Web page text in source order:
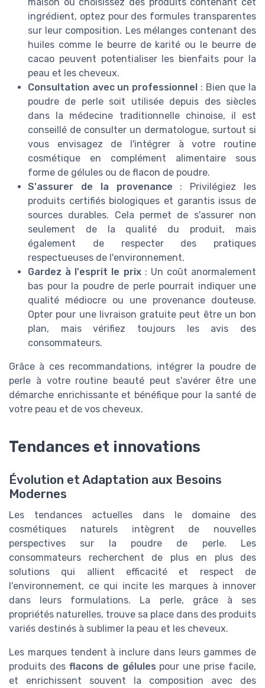
ingrédient, optez pour des formules transparentes
sur leur composition. Les mélanges contenant des
huiles comme le beurre de karité ou le beurre de
cacao peuvent potentialiser les bienfaits pour la
peau et les cheveux.
Consultation avec un professionnel : Bien que la
poudre de perle soit utilisée depuis des siècles
dans la médecine traditionnelle chinoise, il est
conseillé de consulter un dermatologue, surtout si
vous envisagez de l'intégrer à votre routine
cosmétique en complément alimentaire sous
forme de gélules ou de flacon de poudre.
S'assurer de la provenance : Privilégiez les
produits certifiés biologiques et garantis issus de
sources durables. Cela permet de s'assurer non
seulement de la qualité du produit, mais
également de respecter des pratiques
respectueuses de l'environnement.
Gardez à l'esprit le prix: Un coût anormalement
bas pour la poudre de perle pourrait indiquer une
qualité médiocre ou une provenance douteuse.
Opter pour une livraison gratuite peut être un bon
plan, mais vérifiez toujours les avis des
consommateurs.
Grâce à ces recommandations, intégrer la poudre de
perle à votre routine beauté peut s'avérer être une
démarche enrichissante et bénéfique pour la santé de
votre peau et de vos cheveux.
Tendances et innovations
Évolution et Adaptation aux Besoins
Modernes
Les tendances actuelles dans le domaine des
cosmétiques naturels intègrent de nouvelles
perspectives sur la poudre de perle. Les
consommateurs recherchent de plus en plus des
solutions qui allient efficacité et respect de
l'environnement, ce qui incite les marques à innover
dans leurs formulations. La perle, grâce à ses
propriétés naturelles, trouve sa place dans des produits
variés destinés à sublimer la peau et les cheveux.
Les marques tendent à inclure dans leurs gammes de
produits des flacons de gélules pour une prise facile,
et enrichissent souvent la composition avec des